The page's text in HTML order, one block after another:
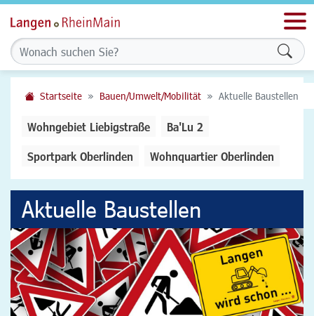
Startseite Bauen/Umwelt/Mobilität Aktuelle Baustellen
Wohngebiet Liebigstraße Ba'Lu 2
Sportpark Oberlinden Wohnquartier Oberlinden
Aktuelle Baustellen